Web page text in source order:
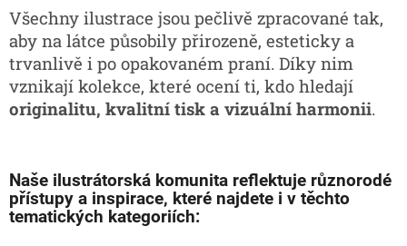
Všechny ilustrace jsou pečlivě zpracované tak,
aby na látce působily přirozeně, esteticky a
trvanlivě i po opakovaném praní. Díky nim
vznikají kolekce, které ocení ti, kdo hledají
originalitu, kvalitní tisk a vizuální harmonii.
Naše ilustrátorská komunita reflektuje různorodé
přístupy a inspirace, které najdete i v těchto
tematických kategoriích: